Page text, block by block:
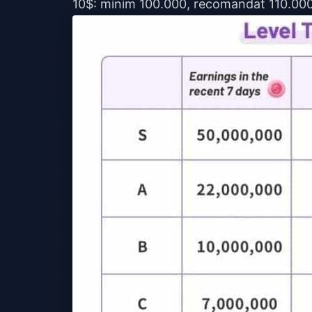
10$: minim 100.000, recomandat